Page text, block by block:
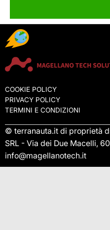
COOKIE POLICY
PRIVACY POLICY
TERMINI E CONDIZIONI
© terranauta.it di proprietà
SRL - Via dei Due Macelli,
info@magellanotech.it